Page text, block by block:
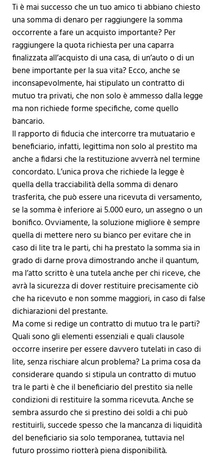
Ti è mai successo che un tuo amico ti abbiano chiesto
una somma di denaro per raggiungere la somma
occorrente a fare un acquisto importante? Per
raggiungere la quota richiesta per una caparra
finalizzata all’acquisto di una casa, di un’auto o di un
bene importante per la sua vita? Ecco, anche se
inconsapevolmente, hai stipulato un contratto di
mutuo tra privati, che non solo è ammesso dalla legge
ma non richiede forme specifiche, come quello
bancario.
Il rapporto di fiducia che intercorre tra mutuatario e
beneficiario, infatti, legittima non solo al prestito ma
anche a fidarsi che la restituzione avverrà nel termine
concordato. L’unica prova che richiede la legge è
quella della tracciabilità della somma di denaro
trasferita, che può essere una ricevuta di versamento,
se la somma è inferiore ai 5.000 euro, un assegno o un
bonifico. Ovviamente, la soluzione migliore è sempre
quella di mettere nero su bianco per evitare che in
caso di lite tra le parti, chi ha prestato la somma sia in
grado di darne prova dimostrando anche il quantum,
ma l’atto scritto è una tutela anche per chi riceve, che
avrà la sicurezza di dover restituire precisamente ciò
che ha ricevuto e non somme maggiori, in caso di false
dichiarazioni del prestante.
Ma come si redige un contratto di mutuo tra le parti?
Quali sono gli elementi essenziali e quali clausole
occorre inserire per essere davvero tutelati in caso di
lite, senza rischiare alcun problema? La prima cosa da
considerare quando si stipula un contratto di mutuo
tra le parti è che il beneficiario del prestito sia nelle
condizioni di restituire la somma ricevuta. Anche se
sembra assurdo che si prestino dei soldi a chi può
restituirli, succede spesso che la mancanza di liquidità
del beneficiario sia solo temporanea, tuttavia nel
futuro prossimo riotterà piena disponibilità.